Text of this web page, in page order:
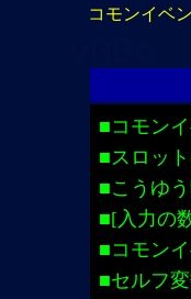
コモンイベ
■コモン
■スロッ
■こうゆ
■[入力の
■コモン
■セルフ